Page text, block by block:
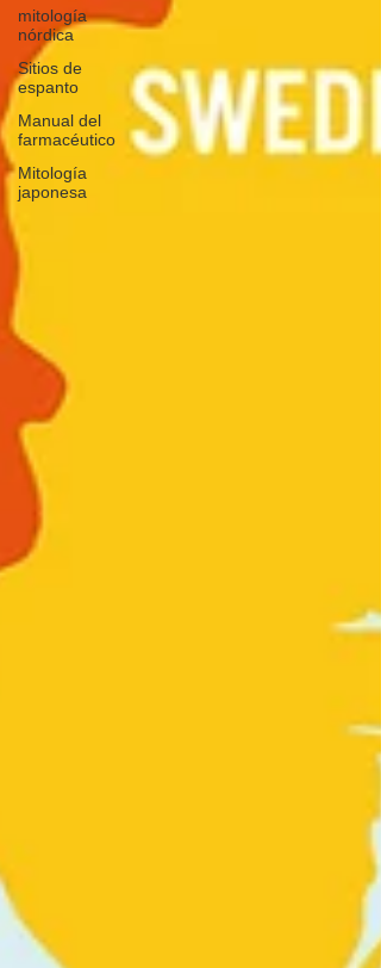
mitología
nórdica
Sitios de
espanto
Manual del
farmacéutico
Mitología
japonesa